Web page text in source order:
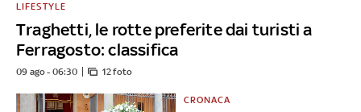
Traghetti, le rotte preferite dai turisti a
Ferragosto: classifica
LIFESTYLE
09 ago - 06:30 12 foto
CRONACA